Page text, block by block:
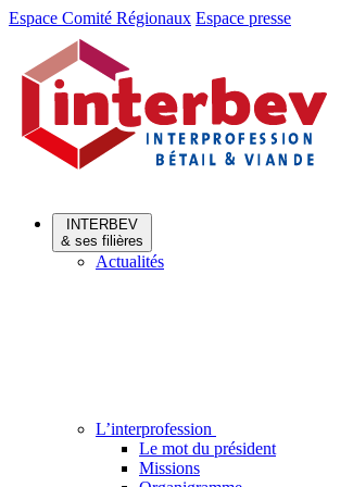
Aller
Aller
contenu
Espace Comité Régionaux Espace presse
INTERBEV
& ses filières
Actualités
L’interprofession
Le mot du président
Missions